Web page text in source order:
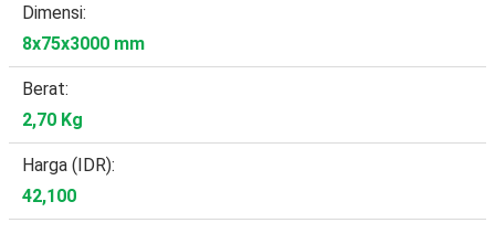
Dimensi:
8x75x3000 mm
Berat:
2,70 Kg
Harga (IDR):
42,100